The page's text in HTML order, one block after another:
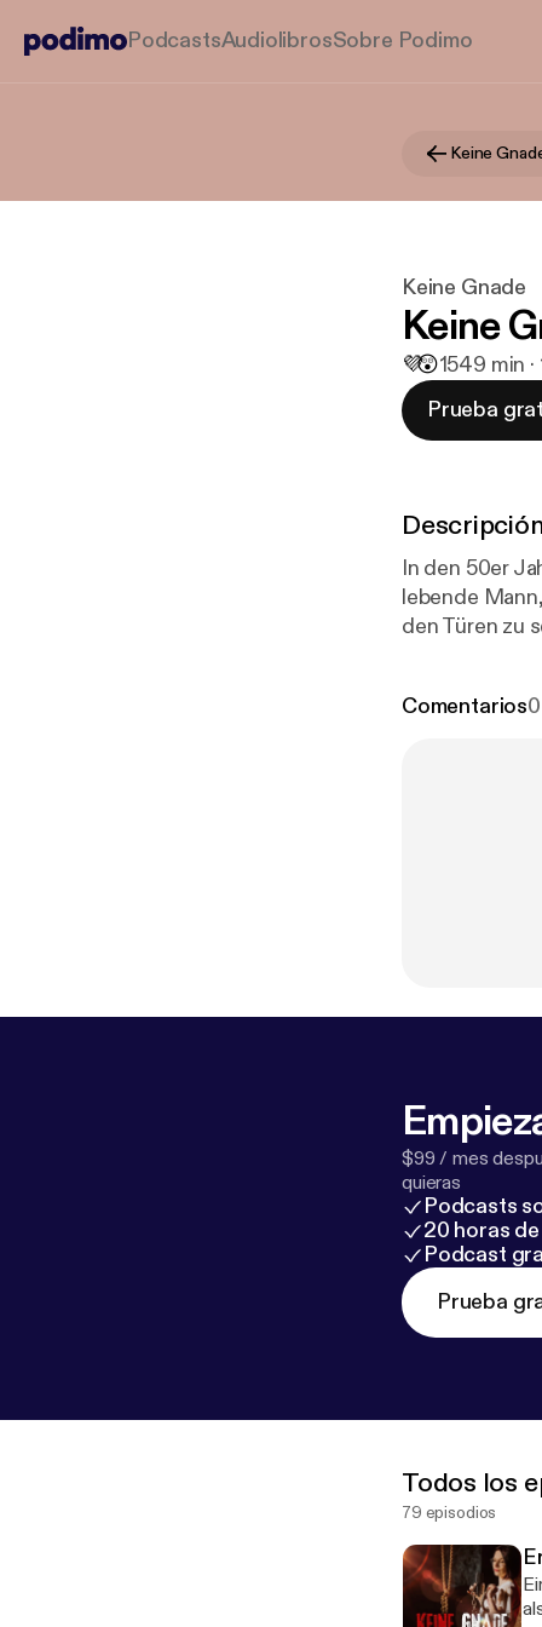
PodcastsAudiolibrosSobre Podimo
Keine
Keine Gnade
Keine
💜😲1549 min
Prueba
In den 50er
lebende
den Türen zu
Comentarios0
$99 / mes
quieras
Podcasts
20 horas
Podcast
Prueba
Todos los
79 episodios